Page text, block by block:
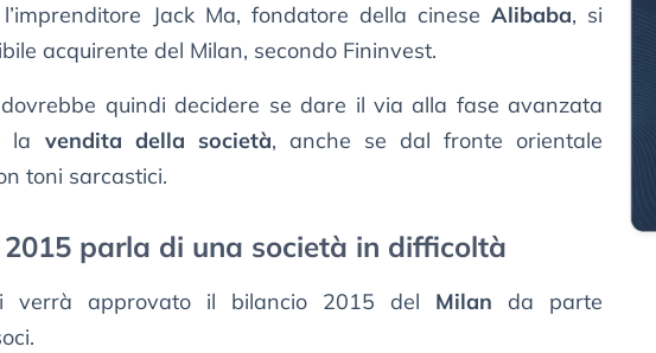
Jack Ma, fondatore della cineseAlibaba, si
acquirente del Milan, secondo Fininvest.
quindi decidere se dare il via alla fase avanzata
la vendita della società, anche se dal fronte orientale
toni sarcastici.
parla di una società in difficoltà
verrà approvato il bilancio 2015 del Milanda parte